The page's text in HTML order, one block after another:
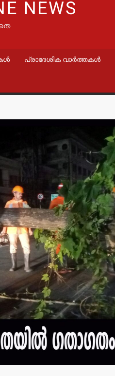
NEWS
പ്രാദേശിക വാർത്തകൾ
വാർത്തകൾ
മന്ത്രി അനൂപ് ജേക്കബ്
നാളെ
പാടിയോട്ടുചാലില്‍
മാവേലി സൂപ്പര്‍ സ്റ്റോര്‍
ഉദ്ഘാടനം ചെയ്യും.
admin3 August 6, 2026